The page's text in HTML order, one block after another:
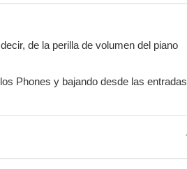
de la perilla de volumen del piano
Phones y bajando desde las entradas